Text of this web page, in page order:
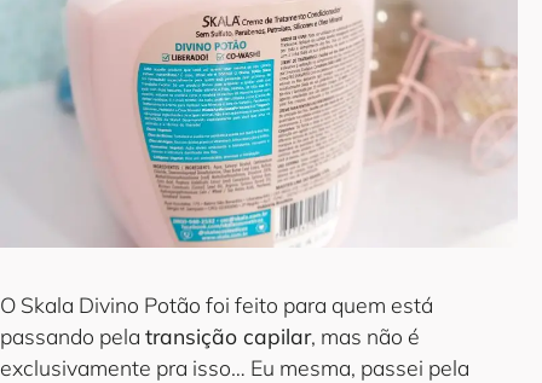
O Skala Divino Potão foi feito para quem está
passando pela transição capilar, mas não é
exclusivamente pra isso… Eu mesma, passei pela